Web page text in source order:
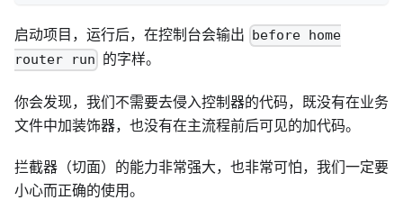
启动项目，运行后，在控制台会输出
before home
router run 的字样。
你会发现，我们不需要去侵入控制器的代码，既没有在业务
文件中加装饰器，也没有在主流程前后可见的加代码。
拦截器（切面）的能力非常强大，也非常可怕，我们一定要
小心而正确的使用。